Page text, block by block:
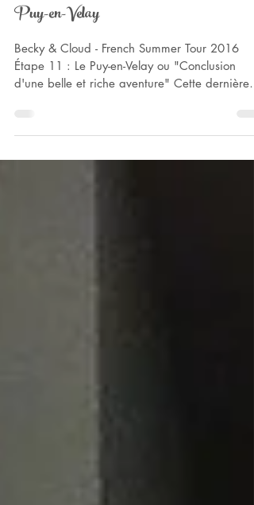
🌍 French Summer Tour 2016 #11 Le
Puy-en-Velay
Becky & Cloud - French Summer Tour 2016
étape...